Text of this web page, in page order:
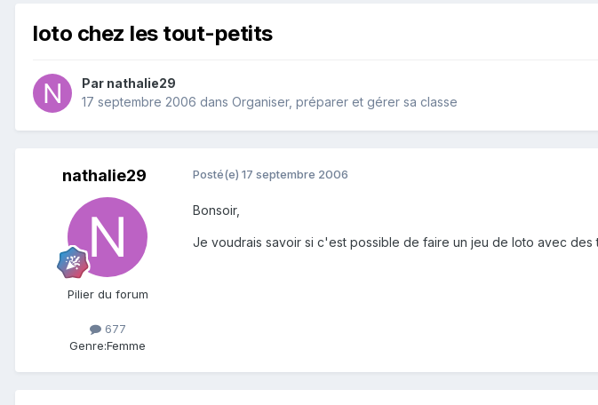
loto chez les tout-petits
Par nathalie29
17 septembre 2006 dans Organiser, préparer et gérer sa classe
nathalie29
Pilier du forum
677
Genre:Femme
Posté(e) 17 septembre 2006
Bonsoir,
Je voudrais savoir si c'est possible de faire un jeu de loto avec